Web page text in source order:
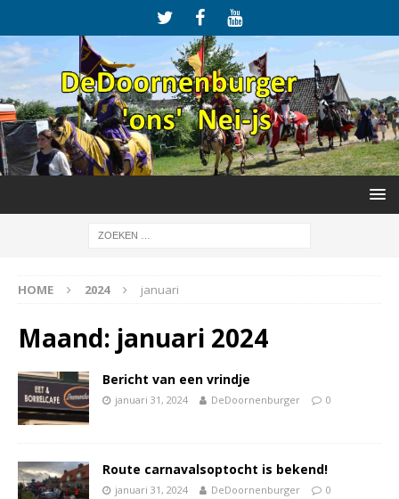
HOME 2024 januari
Maand: januari 2024
Bericht van een vrindje
januari 31, 2024 DeDoornenburger 0
Route carnavalsoptocht is bekend!
januari 31, 2024 DeDoornenburger 0